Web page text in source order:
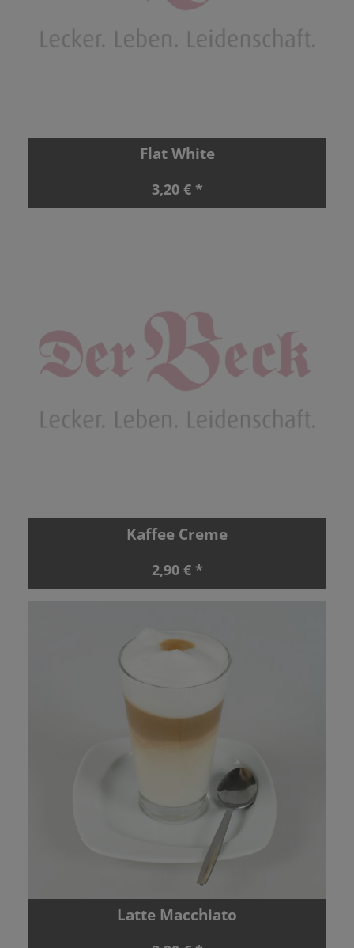
Flat White
3,20 € *
Kaffee Creme
2,90 € *
Latte Macchiato